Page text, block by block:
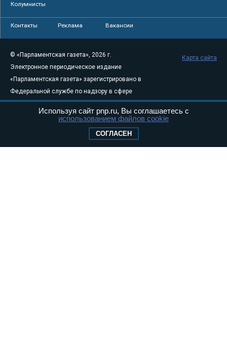
Колумнисты
Контакты Реклама Вакансии
© «Парламентская газета», 2026 г.
Электронное периодическое издание
«Парламентская газета» зарегистрировано в
Федеральной службе по надзору в сфере
связи, информационных технологий и
массовых коммуникаций (Роскомнадзор) 05
Свидетельство о регистрации Эл № ФС77-
Карта сайта
Используя сайт pnp.ru, Вы соглашаетесь с
использованием файлов cookie
СОГЛАСЕН